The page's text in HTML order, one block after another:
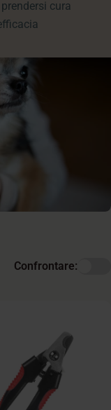
cura
Confrontare: